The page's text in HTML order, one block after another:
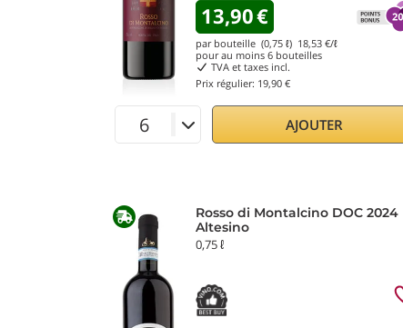
13,90€
par bouteille (0,75 ℓ) 18,53 €/ℓ
pour au moins 6 bouteilles
TVA et taxes incl.
Prix régulier: 19,90 €
AJOUTER
Rosso di Montalcino DOC 2024
Altesino
0,75 ℓ